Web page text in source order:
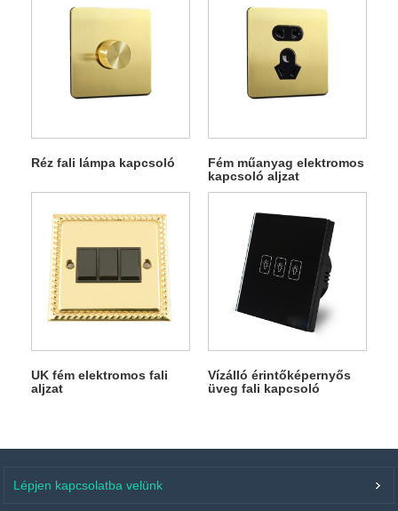
Réz fali lámpa kapcsoló
Fém műanyag elektromos
kapcsoló aljzat
UK fém elektromos fali
aljzat
Vízálló érintőképernyős
üveg fali kapcsoló
Lépjen kapcsolatba velünk